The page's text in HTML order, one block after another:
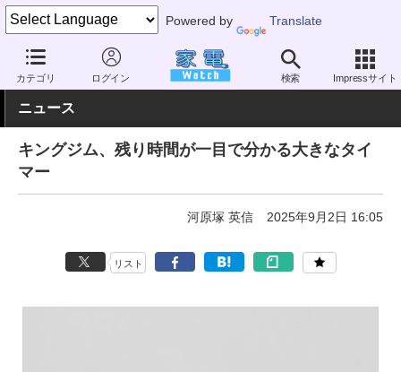
Powered by Translate
カテゴリ ログイン 検索 Impressサイト
家電 Watch その他・家電 時計・文具 時計
ニュース
キングジム、残り時間が一目で分かる大きなタイ
マー
河原塚 英信 2025年9月2日 16:05
リスト